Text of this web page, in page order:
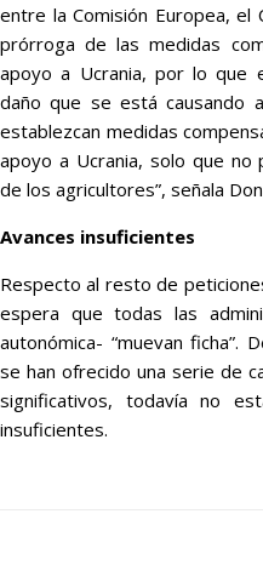
entre la Comisión Europea,
prórroga de las medidas
apoyo a Ucrania, por lo que
daño que se está causando
establezcan medidas
apoyo a Ucrania, solo que
de los agricultores”, señala
Avances insuficientes
Respecto al resto de
espera que todas las
autonómica- “muevan ficha”.
se han ofrecido una serie de
significativos, todavía no
insuficientes.